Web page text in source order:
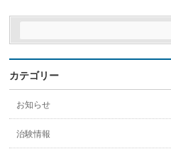
カテゴリー
お知らせ
治験情報